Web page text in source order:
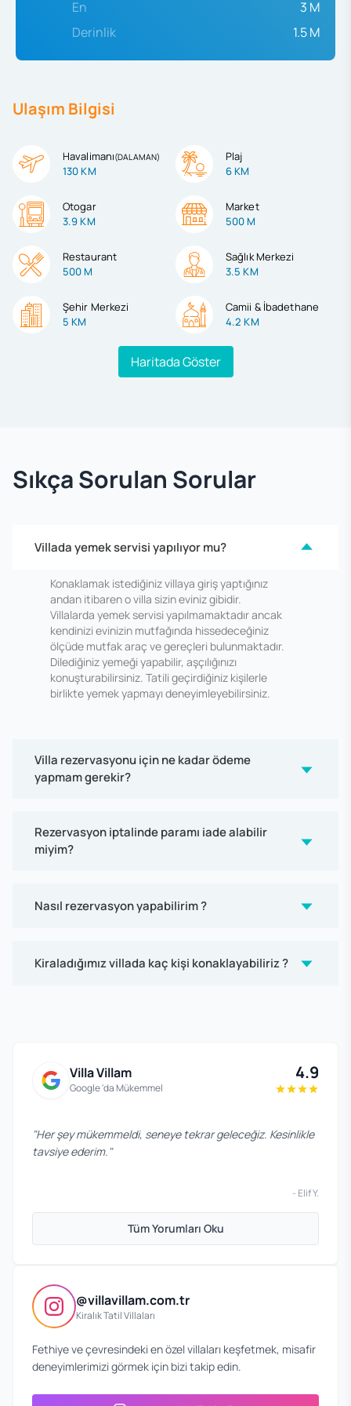
En
3 M
Derinlik
1.5 M
Ulaşım Bilgisi
Havalimanı(DALAMAN)
130 KM
Plaj
6 KM
Otogar
3.9 KM
Market
500 M
Restaurant
500 M
Sağlık Merkezi
3.5 KM
Şehir Merkezi
5 KM
Camii & İbadethane
4.2 KM
Haritada Göster
Sıkça Sorulan Sorular
Villada yemek servisi yapılıyor mu?
Konaklamak istediğiniz villaya giriş yaptığınız
andan itibaren o villa sizin eviniz gibidir.
Villalarda yemek servisi yapılmamaktadır ancak
kendinizi evinizin mutfağında hissedeceğiniz
ölçüde mutfak araç ve gereçleri bulunmaktadır.
Dilediğiniz yemeği yapabilir, aşçılığınızı
konuşturabilirsiniz. Tatili geçirdiğiniz kişilerle
birlikte yemek yapmayı deneyimleyebilirsiniz.
Villa rezervasyonu için ne kadar ödeme
yapmam gerekir?
Rezervasyon iptalinde paramı iade alabilir
miyim?
Nasıl rezervasyon yapabilirim ?
Kiraladığımız villada kaç kişi konaklayabiliriz ?
Villa Villam
Google 'da Mükemmel
4.9
"Her şey mükemmeldi, seneye tekrar geleceğiz. Kesinlikle
tavsiye ederim. "
- Elif Y.
Tüm Yorumları Oku
@villavillam.com.tr
Kiralık Tatil Villaları
Fethiye ve çevresindeki en özel villaları keşfetmek, misafir
deneyimlerimizi görmek için bizi takip edin.